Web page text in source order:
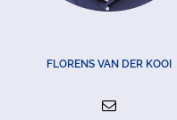
FLORENS VAN DER KOOI